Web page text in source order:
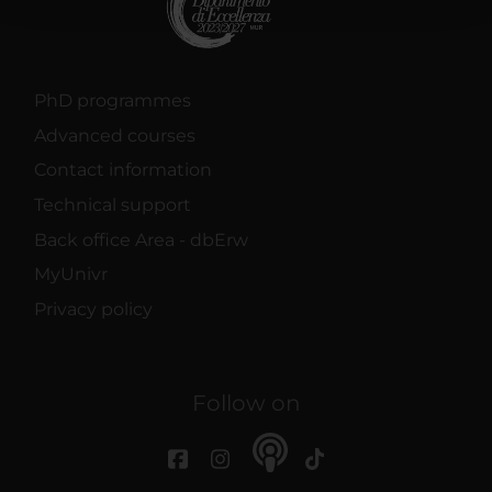
con altre informazioni che hai fornito loro o che hanno
raccolto dal tuo utilizzo dei loro servizi.
PhD programmes
Advanced courses
Contact information
Technical support
Back office Area - dbErw
MyUnivr
Privacy policy
Follow on